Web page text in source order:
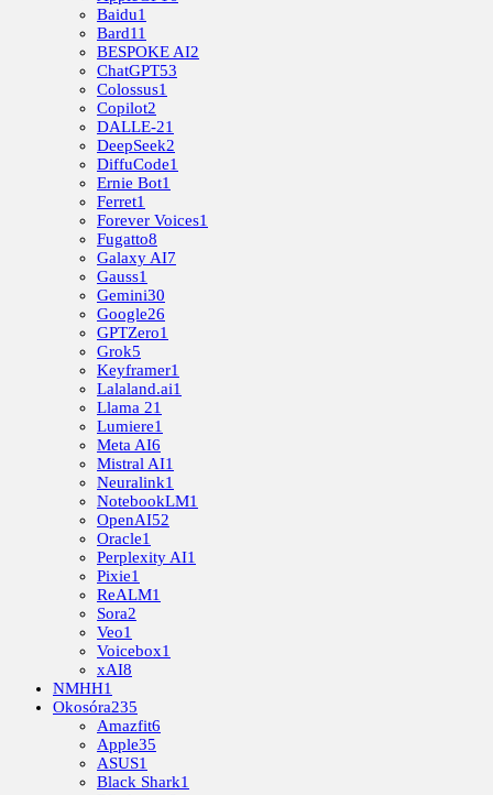
Baidu1
Bard11
BESPOKE AI2
ChatGPT53
Colossus1
Copilot2
DALLE-21
DeepSeek2
DiffuCode1
Ernie Bot1
Ferret1
Forever Voices1
Fugatto8
Galaxy AI7
Gauss1
Gemini30
Google26
GPTZero1
Grok5
Keyframer1
Lalaland.ai1
Llama 21
Lumiere1
Meta AI6
Mistral AI1
Neuralink1
NotebookLM1
OpenAI52
Oracle1
Perplexity AI1
Pixie1
ReALM1
Sora2
Veo1
Voicebox1
xAI8
NMHH1
Okosóra235
Amazfit6
Apple35
ASUS1
Black Shark1